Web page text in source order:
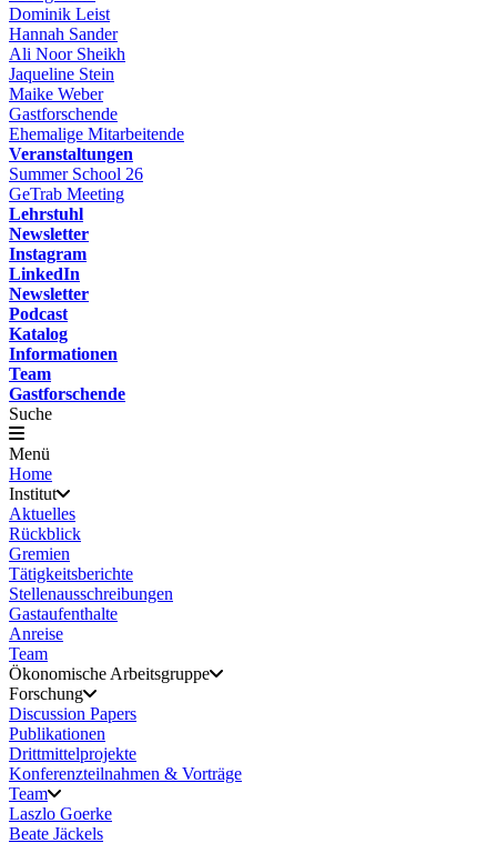
Dominik Leist
Hannah Sander
Ali Noor Sheikh
Jaqueline Stein
Maike Weber
Gastforschende
Ehemalige Mitarbeitende
Veranstaltungen
Summer School 26
GeTrab Meeting
Lehrstuhl
Newsletter
Instagram
LinkedIn
Newsletter
Podcast
Katalog
Informationen
Team
Gastforschende
Suche
Menü
Home
Institut
Aktuelles
Rückblick
Gremien
Tätigkeitsberichte
Stellenausschreibungen
Gastaufenthalte
Anreise
Team
Ökonomische Arbeitsgruppe
Forschung
Discussion Papers
Publikationen
Drittmittelprojekte
Konferenzteilnahmen & Vorträge
Team
Laszlo Goerke
Beate Jäckels